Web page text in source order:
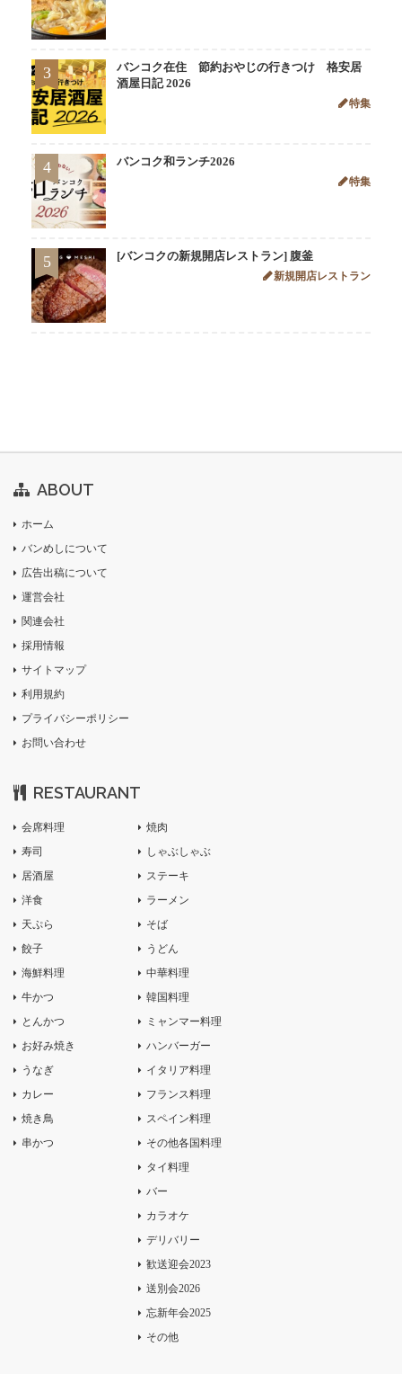
3
バンコク在住 節約おやじの行きつけ 格安居
酒屋日記 2026
特集
4 バンコク和ランチ2026
特集
5 [バンコクの新規開店レストラン] 腹釜
新規開店レストラン
ABOUT
ホーム
バンめしについて
広告出稿について
運営会社
関連会社
採用情報
サイトマップ
利用規約
プライバシーポリシー
お問い合わせ
RESTAURANT
会席料理
寿司
居酒屋
洋食
天ぷら
餃子
海鮮料理
牛かつ
とんかつ
お好み焼き
うなぎ
カレー
焼き鳥
串かつ
焼肉
しゃぶしゃぶ
ステーキ
ラーメン
そば
うどん
中華料理
韓国料理
ミャンマー料理
ハンバーガー
イタリア料理
フランス料理
スペイン料理
その他各国料理
タイ料理
バー
カラオケ
デリバリー
歓送迎会2023
送別会2026
忘新年会2025
その他